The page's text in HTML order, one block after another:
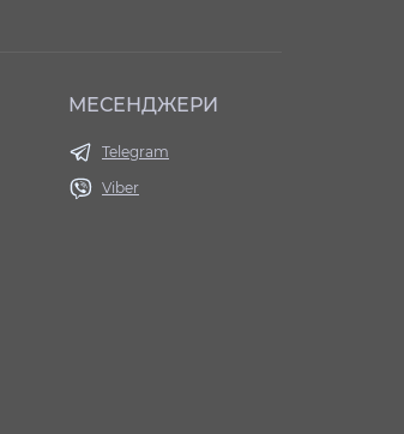
МЕСЕНДЖЕРИ
Telegram
Viber